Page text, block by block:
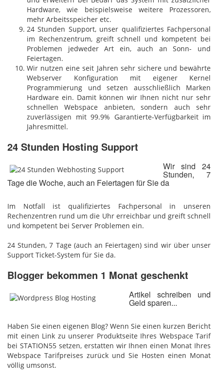
Hardware, wie beispielsweise weitere Prozessoren,
mehr Arbeitsspeicher etc.
24 Stunden Support, unser qualifiziertes Fachpersonal
im Rechenzentrum, greift schnell und kompetent bei
Problemen jedweder Art ein, auch an Sonn- und
Feiertagen.
Wir nutzen eine seit Jahren sehr sichere und bewährte
Webserver Konfiguration mit eigener Kernel
Programmierung und setzen ausschließlich Marken
Hardware ein. Damit können wir Ihnen nicht nur sehr
schnellen Webspace anbieten, sondern auch sehr
zuverlässigen mit 99.9% Garantierte-Verfügbarkeit im
Jahresmittel.
24 Stunden Hosting Support
Wir sind 24
Stunden, 7
Tage die Woche, auch an Feiertagen für Sie da
Im Notfall ist qualifiziertes Fachpersonal in unseren
Rechenzentren rund um die Uhr erreichbar und greift schnell
und kompetent bei Server Problemen ein.
24 Stunden, 7 Tage (auch an Feiertagen) sind wir über unser
Support Ticket-System für Sie da.
Blogger bekommen 1 Monat geschenkt
Artikel schreiben und
Geld sparen...
Haben Sie einen eigenen Blog? Wenn Sie einen kurzen Bericht
mit einen Link zu unserer Produktseite Ihres Webspace Tarif
bei STATION55 setzen, erstatten wir Ihnen einen Monat Ihres
Webspace Tarifpreises zurück und Sie Hosten einen Monat
völlig umsonst.